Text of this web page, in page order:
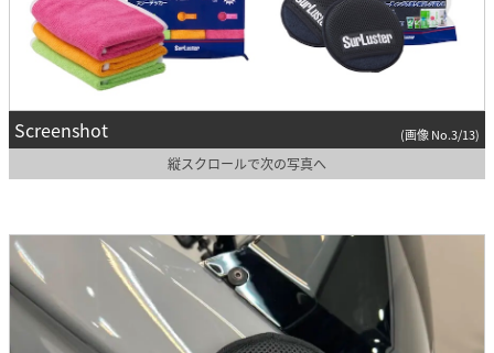
Screenshot (画像 No.3/13)
縦スクロールで次の写真へ